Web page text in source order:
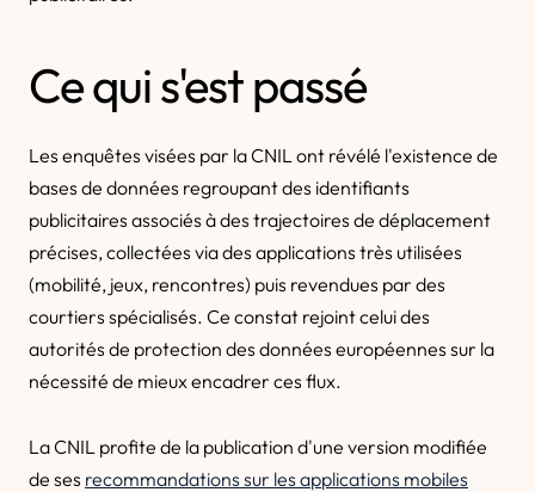
Ce qui s'est passé
Les enquêtes visées par la CNIL ont révélé l'existence de
bases de données regroupant des identifiants
publicitaires associés à des trajectoires de déplacement
précises, collectées via des applications très utilisées
(mobilité, jeux, rencontres) puis revendues par des
courtiers spécialisés. Ce constat rejoint celui des
autorités de protection des données européennes sur la
nécessité de mieux encadrer ces flux.
La CNIL profite de la publication d'une version modifiée
de ses recommandations sur les applications mobiles